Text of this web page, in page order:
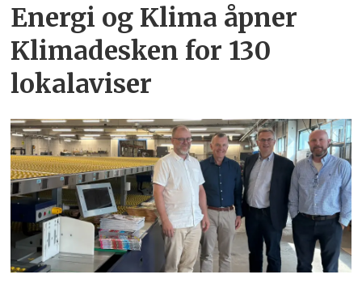
Energi og Klima åpner
Klimadesken for 130
lokalaviser